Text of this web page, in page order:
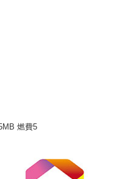
燃費5